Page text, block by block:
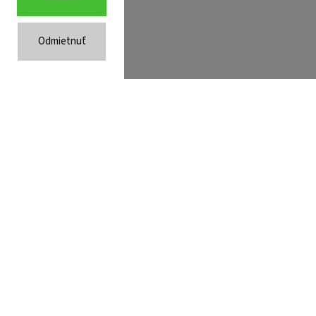
Odmietnuť
0902 521 357 | PON - PIA 8:00 - 16:00